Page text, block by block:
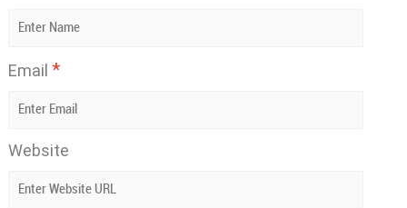
Email *
Website